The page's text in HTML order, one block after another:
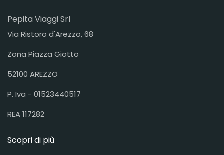
Pepita Viaggi Srl
Via Ristoro d'Arezzo, 68
Zona Piazza Giotto
52100 AREZZO
P. Iva - 01523440517
REA 117282
Scopri di più